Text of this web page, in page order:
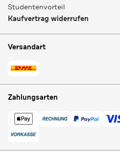
Studentenvorteil
Kaufvertrag widerrufen
Versandart
Zahlungsarten